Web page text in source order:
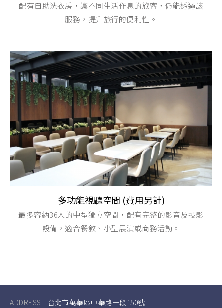
配有自助洗衣房，讓不同生活作息的旅客，仍能透過該
服務，提升旅行的便利性。
多功能視聽空間 (費用另計)
最多容納36人的中型獨立空間，配有完整的影音及投影
設備，適合餐敘、小型展演或商務活動。
ADDRESS. 台北市萬華區中華路一段150號